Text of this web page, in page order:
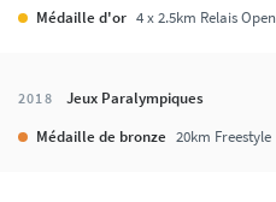
Médaille d'or 4 x 2.5km Relais Open
2018 Jeux Paralympiques
Médaille de bronze 20km Freestyle